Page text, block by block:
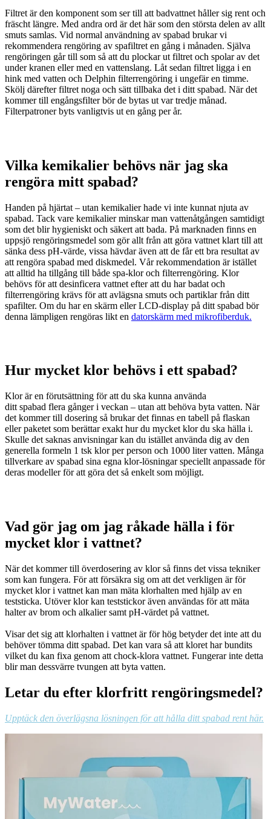
Filtret är den komponent som ser till att badvattnet håller sig rent och
fräscht längre. Med andra ord är det här som den största delen av allt
smuts samlas. Vid normal användning av spabad brukar vi
rekommendera rengöring av spafiltret en gång i månaden. Själva
rengöringen går till som så att du plockar ut filtret och spolar av det
under kranen eller med en vattenslang. Låt sedan filtret ligga i en
hink med vatten och Delphin filterrengöring i ungefär en timme.
Skölj därefter filtret noga och sätt tillbaka det i ditt spabad. När det
kommer till engångsfilter bör de bytas ut var tredje månad.
Filterpatroner byts vanligtvis ut en gång per år.
Vilka kemikalier behövs när jag ska
rengöra mitt spabad?
Handen på hjärtat – utan kemikalier hade vi inte kunnat njuta av
spabad. Tack vare kemikalier minskar man vattenåtgången samtidigt
som det blir hygieniskt och säkert att bada. På marknaden finns en
uppsjö rengöringsmedel som gör allt från att göra vattnet klart till att
sänka dess pH-värde, vissa hävdar även att de får ett bra resultat av
att rengöra spabad med diskmedel. Vår rekommendation är istället
att alltid ha tillgång till både spa-klor och filterrengöring. Klor
behövs för att desinficera vattnet efter att du har badat och
filterrengöring krävs för att avlägsna smuts och partiklar från ditt
spafilter. Om du har en skärm eller LCD-display på ditt spabad bör
denna lämpligen rengöras likt en datorskärm med mikrofiberduk.
Hur mycket klor behövs i ett spabad?
Klor är en förutsättning för att du ska kunna använda
ditt spabad flera gånger i veckan – utan att behöva byta vatten. När
det kommer till dosering så brukar det finnas en tabell på flaskan
eller paketet som berättar exakt hur du mycket klor du ska hälla i.
Skulle det saknas anvisningar kan du istället använda dig av den
generella formeln 1 tsk klor per person och 1000 liter vatten. Många
tillverkare av spabad sina egna klor-lösningar speciellt anpassade för
deras modeller för att göra det så enkelt som möjligt.
Vad gör jag om jag råkade hälla i för
mycket klor i vattnet?
När det kommer till överdosering av klor så finns det vissa tekniker
som kan fungera. För att försäkra sig om att det verkligen är för
mycket klor i vattnet kan man mäta klorhalten med hjälp av en
teststicka. Utöver klor kan teststickor även användas för att mäta
halter av brom och alkalier samt pH-värdet på vattnet.
Visar det sig att klorhalten i vattnet är för hög betyder det inte att du
behöver tömma ditt spabad. Det kan vara så att kloret har bundits
vilket du kan fixa genom att chock-klora vattnet. Fungerar inte detta
blir man dessvärre tvungen att byta vatten.
Letar du efter klorfritt rengöringsmedel?
Upptäck den överlägsna lösningen för att hålla ditt spabad rent här.